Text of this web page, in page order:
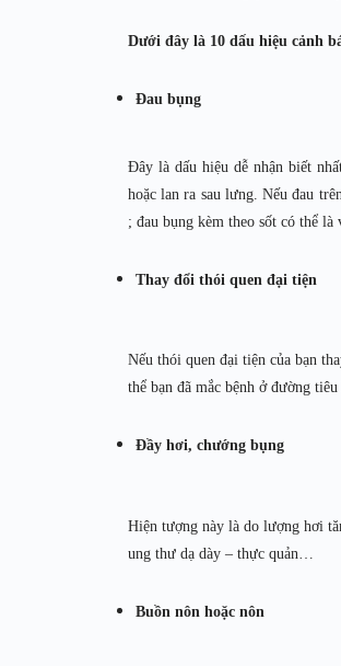
Dưới đây là 10 dấu hiệu cảnh
Đau bụng
Đây là dấu hiệu dễ nhận biết
hoặc lan ra sau lưng. Nếu đau
; đau bụng kèm theo sốt có thể
Thay đổi thói quen đại tiện
Nếu thói quen đại tiện của bạn
thể bạn đã mắc bệnh ở đường
Đầy hơi, chướng bụng
Hiện tượng này là do lượng hơi
ung thư dạ dày – thực quản…
Buồn nôn hoặc nôn